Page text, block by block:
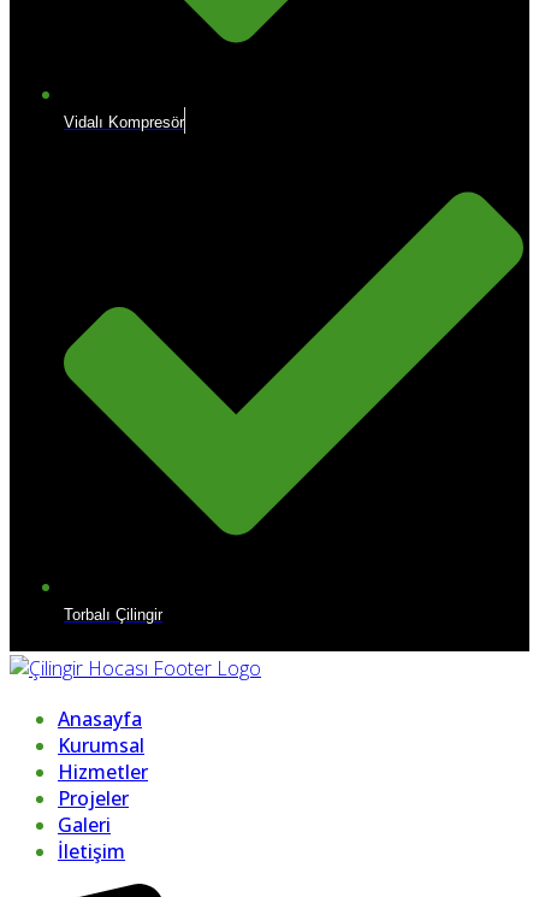
Vidalı Kompresör
Torbalı Çilingir
Anasayfa
Kurumsal
Hizmetler
Projeler
Galeri
İletişim